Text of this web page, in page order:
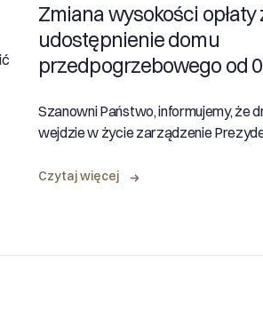
Zmiana wysokości opłaty
udostępnienie domu
przedpogrzebowego od
Szanowni Państwo, informujemy, że
wejdzie w życie zarządzenie
Czytaj więcej